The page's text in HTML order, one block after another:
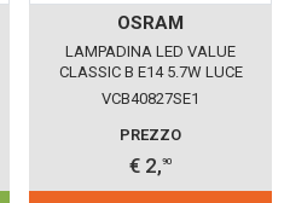
OSRAM
LAMPADINA LED VALUE
CLASSIC B E14 5.7W LUCE
CALDA 827 LEDVANCE OSRAM
VCB40827SE1
PREZZO
€ 2,90